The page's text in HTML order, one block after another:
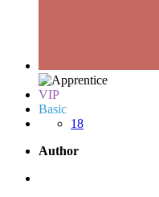
VIP
Basic
18
Author